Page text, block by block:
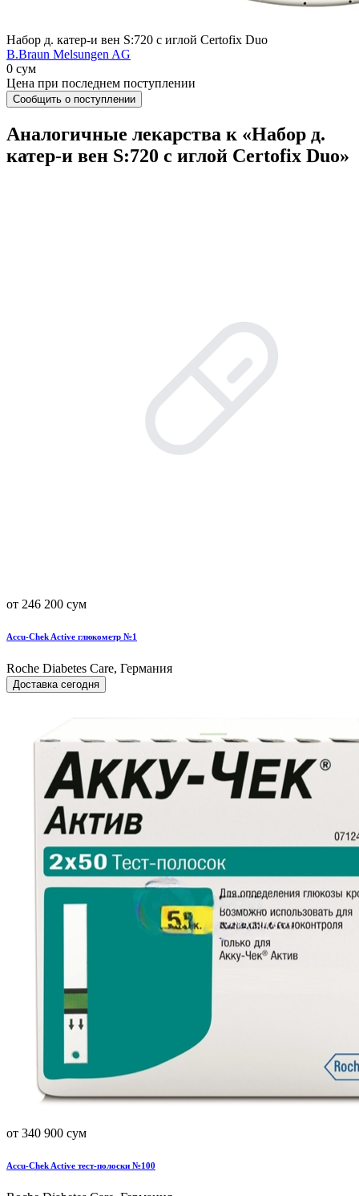
Набор д. катер-и вен S:720 с иглой Certofix Duo
B.Braun Melsungen AG
0 сум
Цена при последнем поступлении
Сообщить о поступлении
Аналогичные лекарства к «Набор д.
катер-и вен S:720 с иглой Certofix Duo»
от 246 200 сум
Accu-Chek Active глюкометр №1
Roche Diabetes Care, Германия
Доставка сегодня
от 340 900 сум
Accu-Chek Active тест-полоски №100